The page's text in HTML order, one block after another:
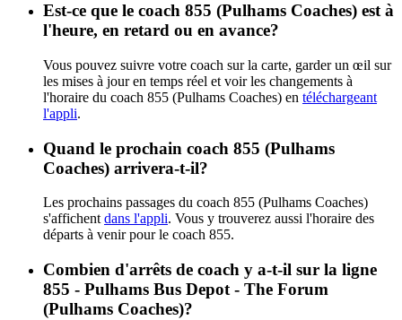
Est-ce que le coach 855 (Pulhams Coaches) est à
l'heure, en retard ou en avance?
Vous pouvez suivre votre coach sur la carte, garder un œil sur
les mises à jour en temps réel et voir les changements à
l'horaire du coach 855 (Pulhams Coaches) en téléchargeant
l'appli.
Quand le prochain coach 855 (Pulhams
Coaches) arrivera-t-il?
Les prochains passages du coach 855 (Pulhams Coaches)
s'affichent dans l'appli. Vous y trouverez aussi l'horaire des
départs à venir pour le coach 855.
Combien d'arrêts de coach y a-t-il sur la ligne
855 - Pulhams Bus Depot - The Forum
(Pulhams Coaches)?